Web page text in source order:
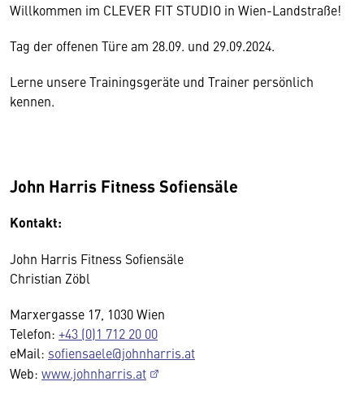
Willkommen im CLEVER FIT STUDIO in Wien-Landstraße!
Tag der offenen Türe am 28.09. und 29.09.2024.
Lerne unsere Trainingsgeräte und Trainer persönlich
kennen.
John Harris Fitness Sofiensäle
Kontakt:
John Harris Fitness Sofiensäle
Christian Zöbl
Marxergasse 17, 1030 Wien
Telefon: +43 (0)1 712 20 00
eMail: sofiensaele@johnharris.at
Web: www.johnharris.at